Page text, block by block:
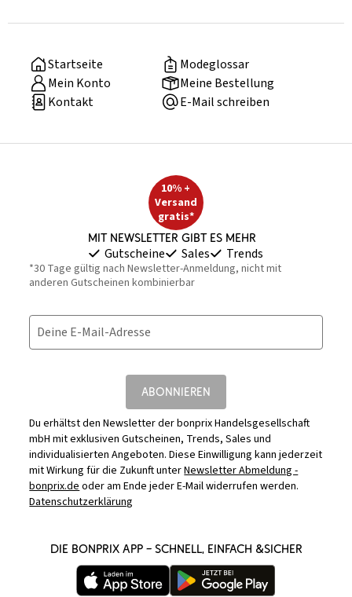
Startseite
Modeglossar
Mein Konto
Meine Bestellung
Kontakt
E-Mail schreiben
10% +
Versand
gratis*
Mit Newsletter gibt es mehr
Gutscheine Sales Trends
*30 Tage gültig nach Newsletter-Anmeldung, nicht mit
anderen Gutscheinen kombinierbar
Deine E-Mail-Adresse
ABONNIEREN
Du erhältst den Newsletter der bonprix Handelsgesellschaft
mbH mit exklusiven Gutscheinen, Trends, Sales und
individualisierten Angeboten. Diese Einwilligung kann jederzeit
mit Wirkung für die Zukunft unterNewsletter Abmeldung -
bonprix.deoder am Ende jeder E-Mail widerrufen werden.
Datenschutzerklärung
DIE BONPRIX APP – SCHNELL, EINFACH &SICHER